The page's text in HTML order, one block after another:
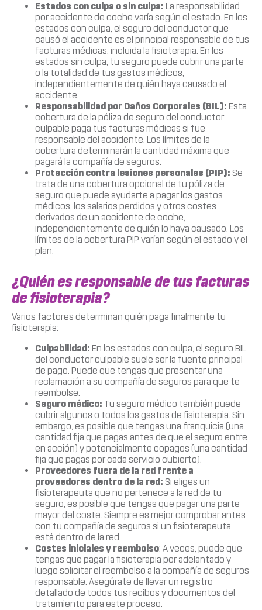
Estados con culpa o sin culpa: La responsabilidad
por accidente de coche varía según el estado. En los
estados con culpa, el seguro del conductor que
causó el accidente es el principal responsable de tus
facturas médicas, incluida la fisioterapia. En los
estados sin culpa, tu seguro puede cubrir una parte
o la totalidad de tus gastos médicos,
independientemente de quién haya causado el
accidente.
Responsabilidad por Daños Corporales (BIL): Esta
cobertura de la póliza de seguro del conductor
culpable paga tus facturas médicas si fue
responsable del accidente. Los límites de la
cobertura determinarán la cantidad máxima que
pagará la compañía de seguros.
Protección contra lesiones personales (PIP): Se
trata de una cobertura opcional de tu póliza de
seguro que puede ayudarte a pagar los gastos
médicos, los salarios perdidos y otros costes
derivados de un accidente de coche,
independientemente de quién lo haya causado. Los
límites de la cobertura PIP varían según el estado y el
plan.
¿Quién es responsable de tus facturas
de fisioterapia?
Varios factores determinan quién paga finalmente tu
fisioterapia:
Culpabilidad: En los estados con culpa, el seguro BIL
del conductor culpable suele ser la fuente principal
de pago. Puede que tengas que presentar una
reclamación a su compañía de seguros para que te
reembolse.
Seguro médico: Tu seguro médico también puede
cubrir algunos o todos los gastos de fisioterapia. Sin
embargo, es posible que tengas una franquicia (una
cantidad fija que pagas antes de que el seguro entre
en acción) y potencialmente copagos (una cantidad
fija que pagas por cada servicio cubierto).
Proveedores fuera de la red frente a
proveedores dentro de la red: Si eliges un
fisioterapeuta que no pertenece a la red de tu
seguro, es posible que tengas que pagar una parte
mayor del coste. Siempre es mejor comprobar antes
con tu compañía de seguros si un fisioterapeuta
está dentro de la red.
Costes iniciales y reembolso: A veces, puede que
tengas que pagar la fisioterapia por adelantado y
luego solicitar el reembolso a la compañía de seguros
responsable. Asegúrate de llevar un registro
detallado de todos tus recibos y documentos del
tratamiento para este proceso.